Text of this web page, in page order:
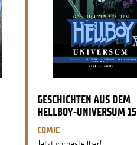
GESCHICHTEN AUS DEM
HELLBOY-UNIVERSUM 15
COMIC